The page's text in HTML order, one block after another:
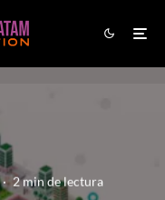
· 2 min de lectura